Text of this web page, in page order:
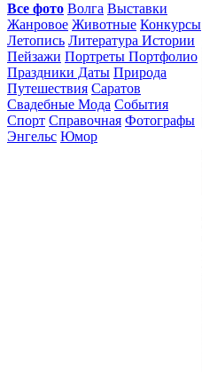
Все фото Волга Выставки
Жанровое Животные Конкурсы
Летопись Литература Истории
Пейзажи Портреты Портфолио
Праздники Даты Природа
Путешествия Саратов
Свадебные Мода События
Спорт Справочная Фотографы
Энгельс Юмор